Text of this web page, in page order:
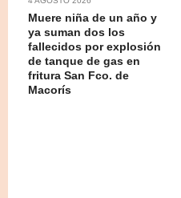
Muere niña de un año y
ya suman dos los
fallecidos por explosión
de tanque de gas en
fritura San Fco. de
Macorís